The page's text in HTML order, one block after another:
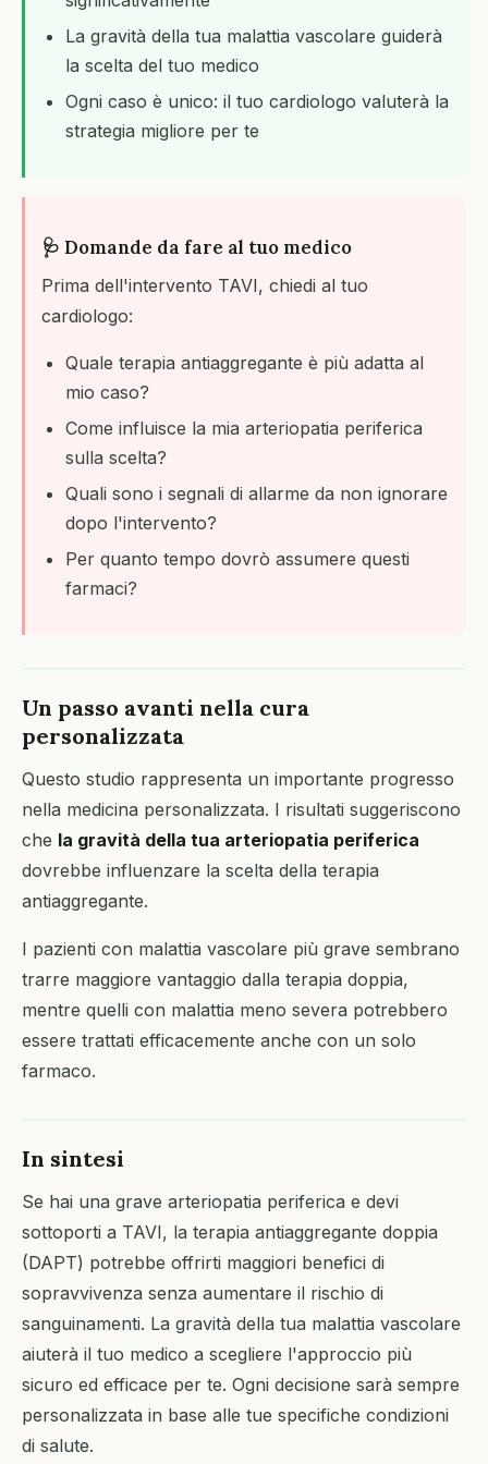
La gravità della tua malattia vascolare guiderà
la scelta del tuo medico
Ogni caso è unico: il tuo cardiologo valuterà la
strategia migliore per te
🩺 Domande da fare al tuo medico
Prima dell'intervento TAVI, chiedi al tuo
cardiologo:
Quale terapia antiaggregante è più adatta al
mio caso?
Come influisce la mia arteriopatia periferica
sulla scelta?
Quali sono i segnali di allarme da non ignorare
dopo l'intervento?
Per quanto tempo dovrò assumere questi
farmaci?
Un passo avanti nella cura
personalizzata
Questo studio rappresenta un importante progresso
nella medicina personalizzata. I risultati suggeriscono
che la gravità della tua arteriopatia periferica
dovrebbe influenzare la scelta della terapia
antiaggregante.
I pazienti con malattia vascolare più grave sembrano
trarre maggiore vantaggio dalla terapia doppia,
mentre quelli con malattia meno severa potrebbero
essere trattati efficacemente anche con un solo
farmaco.
In sintesi
Se hai una grave arteriopatia periferica e devi
sottoporti a TAVI, la terapia antiaggregante doppia
(DAPT) potrebbe offrirti maggiori benefici di
sopravvivenza senza aumentare il rischio di
sanguinamenti. La gravità della tua malattia vascolare
aiuterà il tuo medico a scegliere l'approccio più
sicuro ed efficace per te. Ogni decisione sarà sempre
personalizzata in base alle tue specifiche condizioni
di salute.